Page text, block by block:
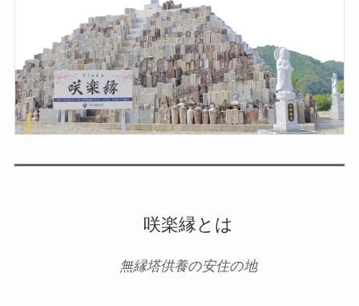
咲楽縁とは
無縁塔供養の安住の地